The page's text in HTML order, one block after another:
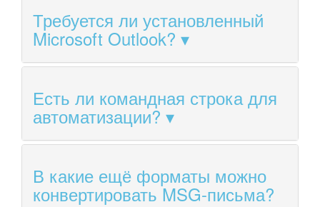
Требуется ли установленный
Microsoft Outlook?
Есть ли командная строка для
автоматизации?
В какие ещё форматы можно
конвертировать MSG-письма?